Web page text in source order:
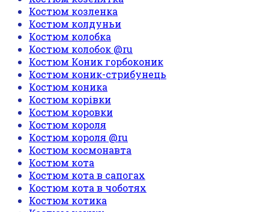
Костюм козленка
Костюм колдуньи
Костюм колобка
Костюм колобок @ru
Костюм Коник горбоконик
Костюм коник-стрибунець
Костюм коника
Костюм корівки
Костюм коровки
Костюм короля
Костюм короля @ru
Костюм космонавта
Костюм кота
Костюм кота в сапогах
Костюм кота в чоботях
Костюм котика